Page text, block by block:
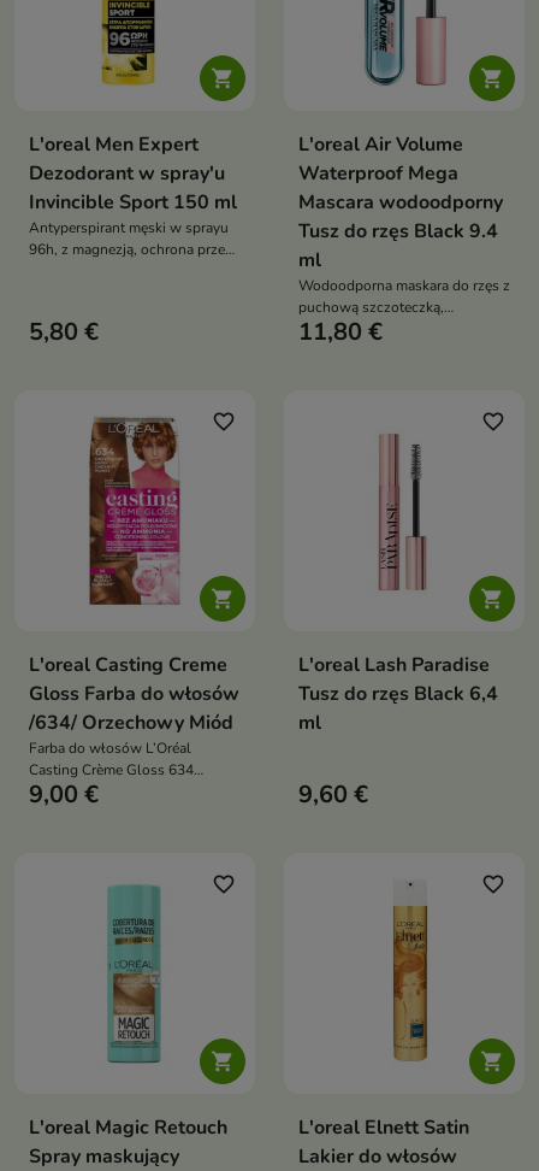

L'oreal Men Expert
Dezodorant w spray'u
Invincible Sport 150 ml
Antyperspirant męski w sprayu
96h, z magnezją, ochrona przed
5,80 €

L'oreal Air Volume
Waterproof Mega
Mascara wodoodporny
Tusz do rzęs Black 9.4
ml
Wodoodporna maskara do rzęs z
puchową szczoteczką,
hipoalergiczna formuła, mega
11,80 €

favorite_border
L'oreal Casting Creme
Gloss Farba do włosów
/634/ Orzechowy Miód
Farba do włosów L’Oréal
Casting Crème Gloss 634
Orzechowy miód bez amoniaku
9,00 €

favorite_border
L'oreal Lash Paradise
Tusz do rzęs Black 6,4
ml
9,60 €

favorite_border
L'oreal Magic Retouch
Spray maskujący

favorite_border
L'oreal Elnett Satin
Lakier do włosów